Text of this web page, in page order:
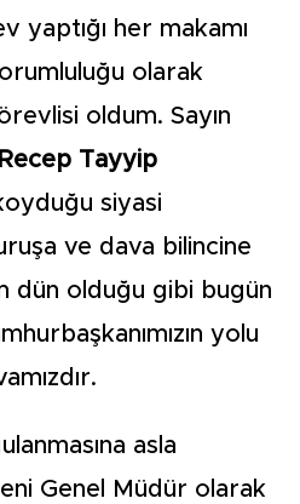
yaptığı her makamı
olarak
oldum. Sayın
Recep Tayyip
siyasi
ve dava bilincine
dün olduğu gibi bugün
yolu
asla
Genel Müdür olarak